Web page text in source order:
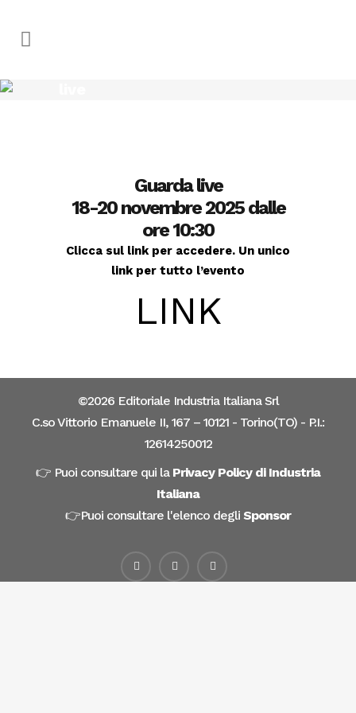
Guarda live
18-20 novembre 2025 dalle
ore 10:30
Clicca sul link per accedere. Un unico
link per tutto l’evento
LINK
©2026 Editoriale Industria Italiana Srl
C.so Vittorio Emanuele II, 167 – 10121 - Torino(TO) - P.I.:
12614250012
👉 Puoi consultare qui la Privacy Policy di Industria
Italiana
👉Puoi consultare l'elenco degli Sponsor